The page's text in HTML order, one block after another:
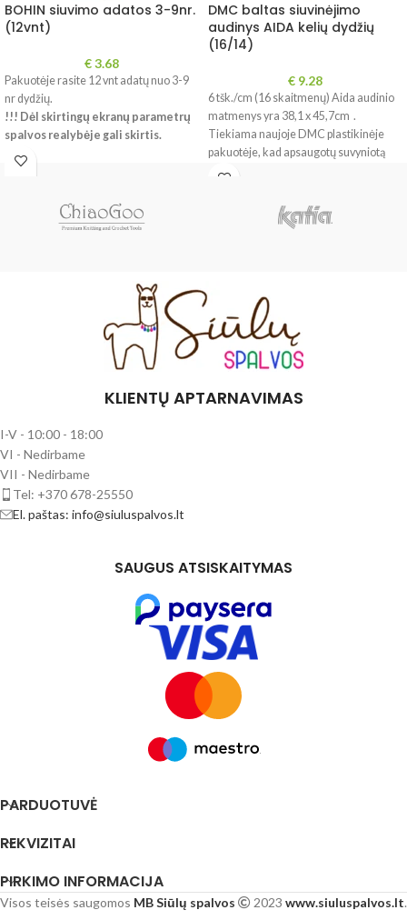
BOHIN siuvimo adatos 3-9nr.
(12vnt)
€3.68
Pakuotėje rasite 12 vnt adatų nuo 3-9
nr dydžių.
!!! Dėl skirtingų ekranų parametrų
spalvos realybėje gali skirtis.
DMC baltas siuvinėjimo
audinys AIDA kelių dydžių
(16/14)
€ 9.28
6 tšk./cm (16 skaitmenų) Aida audinio
matmenys yra 38,1 x 45,7cm .
Tiekiama naujoje DMC plastikinėje
pakuotėje, kad apsaugotų suvyniotą
audinį ir išvengtų susiglamžymo.
matmenys yra 38,1 x 45,7 cm ir yra
įvairių atspalvių. Tiekiama naujoje
KLIENTŲ APTARNAVIMAS
I-V - 10:00 - 18:00
VI - Nedirbame
VII - Nedirbame
Tel: +370 678-25550
El. paštas: info@siuluspalvos.lt
SAUGUS ATSISKAITYMAS
PARDUOTUVĖ
REKVIZITAI
PIRKIMO INFORMACIJA
Visos teisės saugomos MB Siūlų spalvos 2023 www.siuluspalvos.lt.